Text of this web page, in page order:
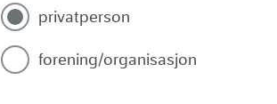
privatperson
forening/organisasjon